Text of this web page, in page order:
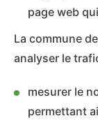
page web
La commune
analyser le
mesurer le
permettant